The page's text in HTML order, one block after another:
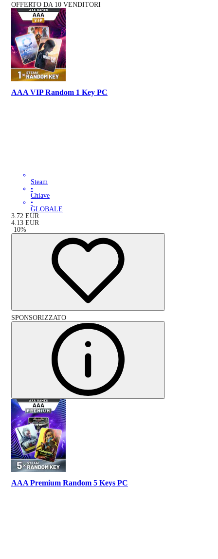
OFFERTO DA 10 VENDITORI
AAA VIP Random 1 Key PC
Steam
•
Chiave
•
GLOBALE
3.72 EUR
4.13 EUR
-10%
SPONSORIZZATO
AAA Premium Random 5 Keys PC